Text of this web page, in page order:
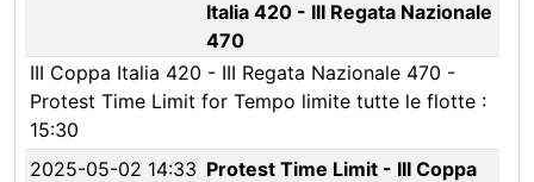
Italia 420 - III Regata Nazionale
470
III Coppa Italia 420 - III Regata Nazionale 470 -
Protest Time Limit for Tempo limite tutte le flotte :
15:30
2025-05-02 14:33 Protest Time Limit - III Coppa